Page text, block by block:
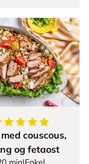
5stjerner
couscous,
og fetaost